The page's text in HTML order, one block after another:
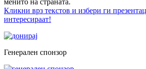
Кликни врз текстов и избери ги
интересираат!
Генерален спонзор